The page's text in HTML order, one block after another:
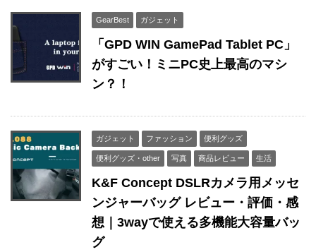
GearBest ガジェット
「GPD WIN GamePad Tablet PC」
がすごい！ミニPC史上最高のマシ
ン？！
ガジェット ファッション 便利グッズ
便利グッズ・other 写真 商品レビュー 生活
K&F Concept DSLRカメラ用メッセ
ンジャーバッグ レビュー・評価・感
想｜3wayで使える多機能大容量バッ
グ